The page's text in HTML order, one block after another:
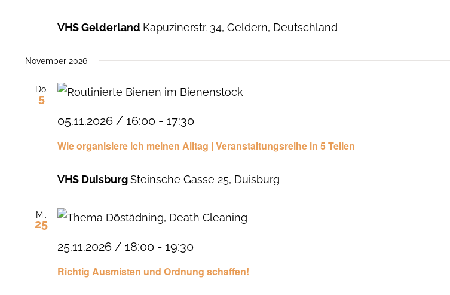
VHS Gelderland Kapuzinerstr. 34, Geldern, Deutschland
November 2026
Do.
5
Wie organisiere ich meinen Alltag | Veranstaltungsreihe in 5 Teilen
05.11.2026 / 16:00 - 17:30
VHS DuisburgSteinsche Gasse 25, Duisburg
Mi.
25
Richtig Ausmisten und Ordnung schaffen!
25.11.2026 / 18:00 - 19:30